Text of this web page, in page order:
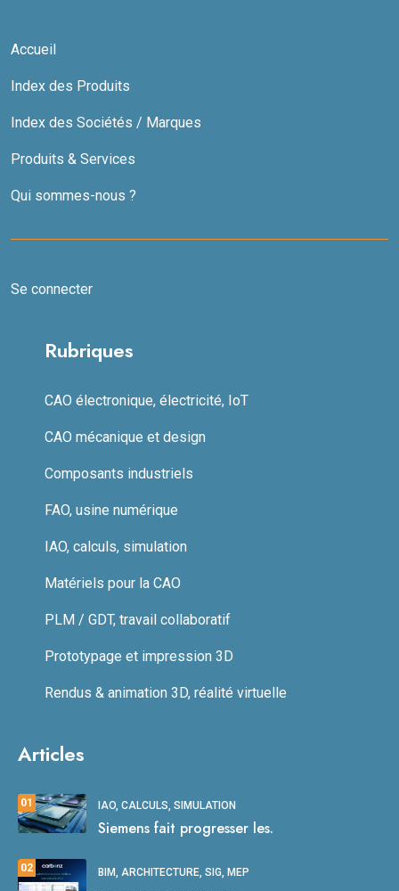
Accueil
Index des Produits
Index des Sociétés / Marques
Produits & Services
Qui sommes-nous ?
Se connecter
Rubriques
CAO électronique, électricité, IoT
CAO mécanique et design
Composants industriels
FAO, usine numérique
IAO, calculs, simulation
Matériels pour la CAO
PLM / GDT, travail collaboratif
Prototypage et impression 3D
Rendus & animation 3D, réalité virtuelle
Articles
01 IAO, CALCULS, SIMULATION
Siemens fait progresser les.
02 BIM, ARCHITECTURE, SIG, MEP